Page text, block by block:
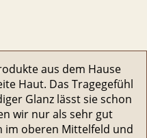
aus dem Hause
Haut. Das Tragegefühl
Glanz lässt sie schon
wir nur als sehr gut
im oberen Mittelfeld und